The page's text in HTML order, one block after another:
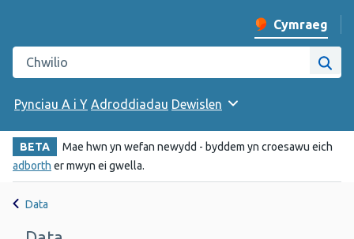
Newid iaith y
Cymraeg
Chwilio gwefan Iechyd Cyhoeddus Cymru
Pynciau A i Y Adroddiadau Dewislen
BETA
Mae hwn yn wefan newydd - byddem yn croesawu eich
adborth er mwyn ei gwella.
Data